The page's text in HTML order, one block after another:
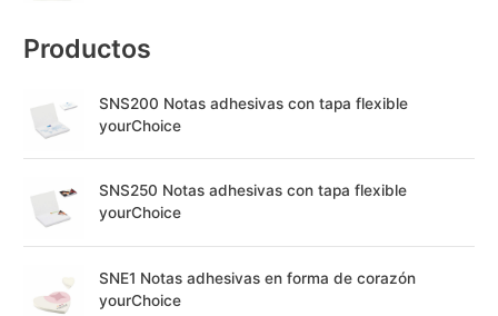
Productos
SNS200 Notas adhesivas con tapa flexible
yourChoice
SNS250 Notas adhesivas con tapa flexible
yourChoice
SNE1 Notas adhesivas en forma de corazón
yourChoice